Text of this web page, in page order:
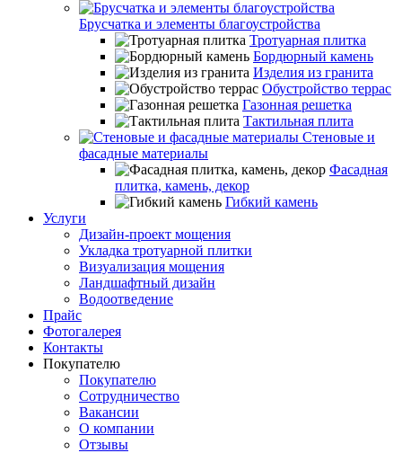
Брусчатка и элементы благоустройства
Тротуарная плитка
Бордюрный камень
Изделия из гранита
Обустройство террас
Газонная решетка
Тактильная плита
Стеновые и
фасадные материалы
Фасадная
плитка, камень, декор
Гибкий камень
Услуги
Дизайн-проект мощения
Укладка тротуарной плитки
Визуализация мощения
Ландшафтный дизайн
Водоотведение
Прайс
Фотогалерея
Контакты
Покупателю
Покупателю
Сотрудничество
Вакансии
О компании
Отзывы